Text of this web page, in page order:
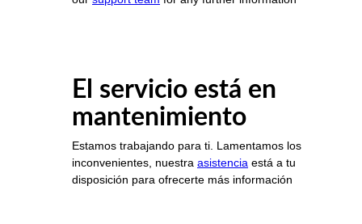
El servicio está en
mantenimiento
Estamos trabajando para ti. Lamentamos los
inconvenientes, nuestra asistencia está a tu
disposición para ofrecerte más información